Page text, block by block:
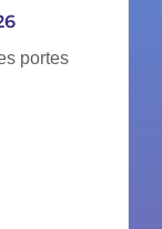
portes